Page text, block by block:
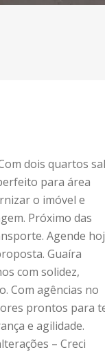
dois quartos
para área
o imóvel e
Próximo das
Agende
Guaíra
com solidez,
Com agências no
prontos para
e agilidade.
– Creci